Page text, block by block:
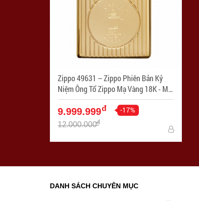
Zippo 49631 – Zippo Phiên Bản Kỷ
Niệm Ông Tổ Zippo Mạ Vàng 18K - Mã
SP: ZPC3311
9.999.999đ -17%
12.000.000đ
DANH SÁCH CHUYÊN MỤC